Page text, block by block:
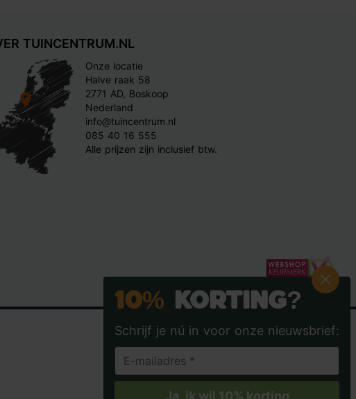
TUINCENTRUM.NL
Onze locatie
Halve raak 58
2771 AD, Boskoop
Nederland
info@tuincentrum.nl
085 40 16 555
Alle prijzen zijn inclusief btw.
Tuincentrum.nl op Facebook
Tuincentrum.nl op
Tuincentrum.nl
10% Korting?
Schrijf je nú in voor onze nieuwsbrief:
Ja, ik wil 10% korting